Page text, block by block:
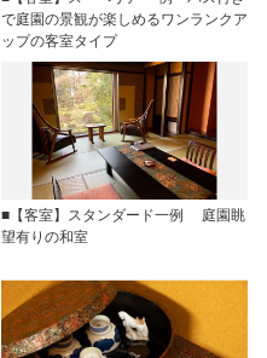
で庭園の景観が楽しめるワンランクア
ップの客室タイプ
■【客室】スタンダード一例 庭園眺
望有りの和室